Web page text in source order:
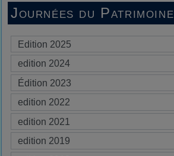
Journées du Patrimoine